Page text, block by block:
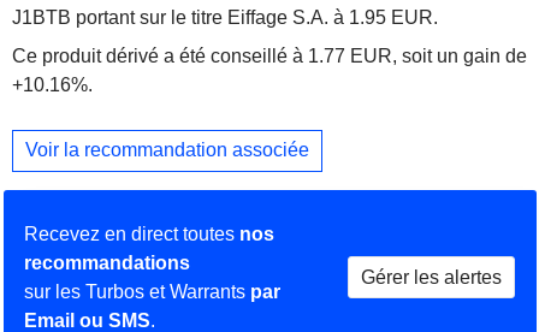
J1BTB portant sur le titre Eiffage S.A. à 1.95 EUR.
Ce produit dérivé a été conseillé à 1.77 EUR, soit un gain de
+10.16%.
Voir la recommandation associée
Recevez en direct toutes nos
recommandations
sur les Turbos et Warrants par
Email ou SMS.
Gérer les alertes